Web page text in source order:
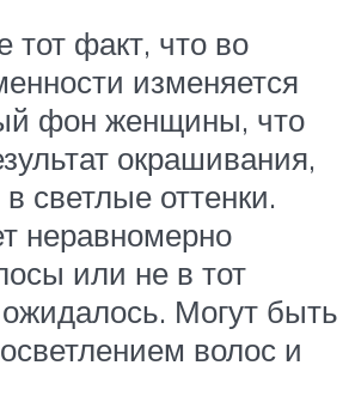
тот факт, что во
изменяется
фон женщины, что
окрашивания,
светлые оттенки.
неравномерно
или не в тот
ожидалось. Могут быть
волос и